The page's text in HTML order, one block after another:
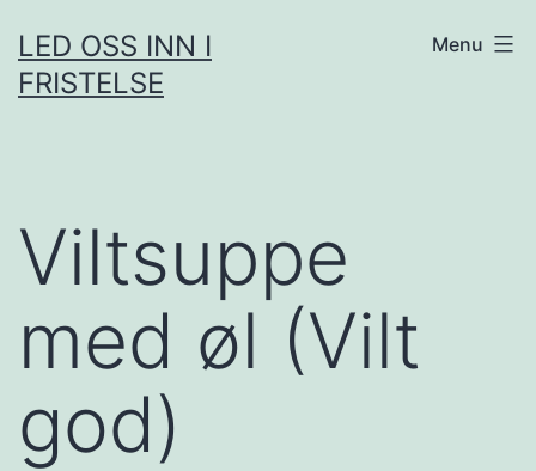
to
content
LED OSS INN I
FRISTELSE
Menu
Viltsuppe
med øl (Vilt
god)